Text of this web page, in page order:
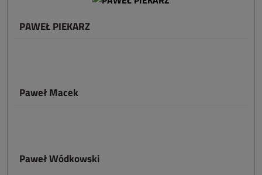
PAWEŁ PIEKARZ
Paweł Macek
Paweł Wódkowski